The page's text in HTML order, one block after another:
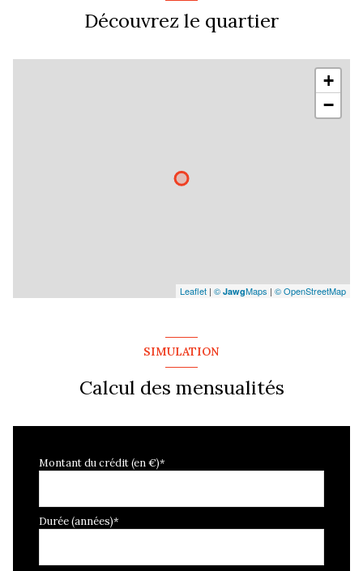
Découvrez le quartier
+
−
Leaflet | © JawgMaps | © OpenStreetMap
SIMULATION
Calcul des mensualités
Montant du crédit (en €)*
Durée (années)*